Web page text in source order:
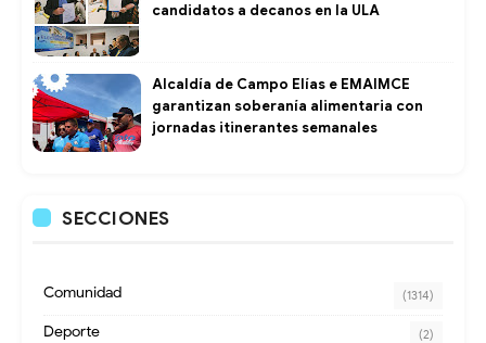
candidatos a decanos en la ULA
Alcaldía de Campo Elías e EMAIMCE
garantizan soberanía alimentaria con
jornadas itinerantes semanales
SECCIONES
Comunidad (1314)
Deporte (2)